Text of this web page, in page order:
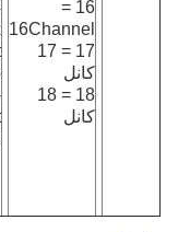
16 =
16Channel
17 = 17
كانل
18 = 18
كانل